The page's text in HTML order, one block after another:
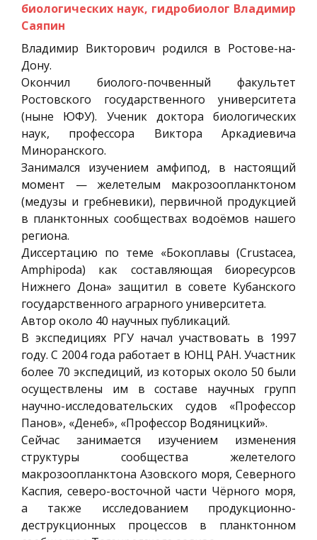
биологических наук, гидробиолог Владимир
Саяпин
Владимир Викторович родился в Ростове-на-
Дону.
Окончил биолого-почвенный факультет
Ростовского государственного университета
(ныне ЮФУ). Ученик доктора биологических
наук, профессора Виктора Аркадиевича
Миноранского.
Занимался изучением амфипод, в настоящий
момент — желетелым макрозоопланктоном
(медузы и гребневики), первичной продукцией
в планктонных сообществах водоёмов нашего
региона.
Диссертацию по теме «Бокоплавы (Crustacea,
Amphipoda) как составляющая биоресурсов
Нижнего Дона» защитил в совете Кубанского
государственного аграрного университета.
Автор около 40 научных публикаций.
В экспедициях РГУ начал участвовать в 1997
году. С 2004 года работает в ЮНЦ РАН. Участник
более 70 экспедиций, из которых около 50 были
осуществлены им в составе научных групп
научно-исследовательских судов «Профессор
Панов», «Денеб», «Профессор Водяницкий».
Сейчас занимается изучением изменения
структуры сообщества желетелого
макрозоопланктона Азовского моря, Северного
Каспия, северо-восточной части Чёрного моря,
а также исследованием продукционно-
деструкционных процессов в планктонном